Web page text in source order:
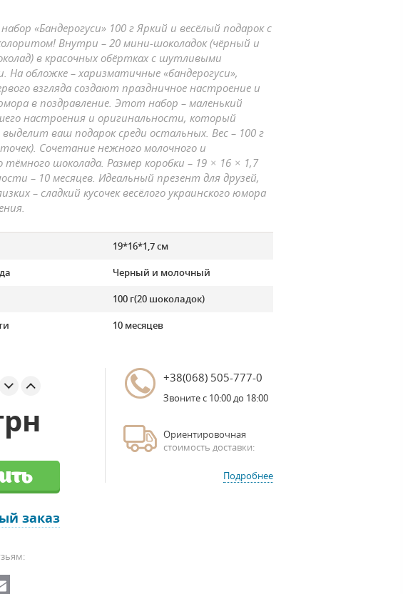
«Бандерогуси» 100 г Яркий и весёлый подарок с
Внутри – 20 мини-шоколадок (чёрный и
в красочных обёртках с шутливыми
На обложке – харизматичные «бандерогуси»,
взгляда создают праздничное настроение и
в поздравление. Этот набор – маленький
настроения и оригинальности, который
ваш подарок среди остальных. Вес – 100 г
Сочетание нежного молочного и
шоколада. Размер коробки – 19 × 16 × 1,7
– 10 месяцев. Идеальный презент для друзей,
– сладкий кусочек весёлого украинского юмора
19*16*1,7 см
Черный и молочный
100 г(20 шоколадок)
10 месяцев
заказ
+38(068) 505-777-0
Звоните с 10:00 до 18:00
Ориентировочная
стоимость доставки:
Подробнее